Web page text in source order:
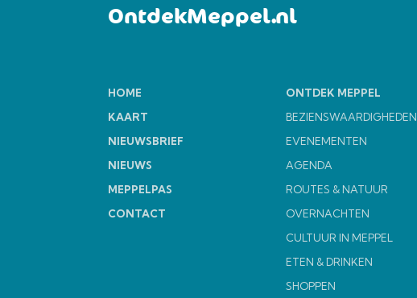
OntdekMeppel.nl
HOME
KAART
NIEUWSBRIEF
NIEUWS
MEPPELPAS
CONTACT
ONTDEK MEPPEL
BEZIENSWAARDIGHEDEN
EVENEMENTEN
AGENDA
ROUTES & NATUUR
OVERNACHTEN
CULTUUR IN MEPPEL
ETEN & DRINKEN
SHOPPEN